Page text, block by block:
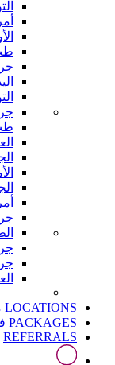
LOCATIONS
PACKAGES
REFERRALS